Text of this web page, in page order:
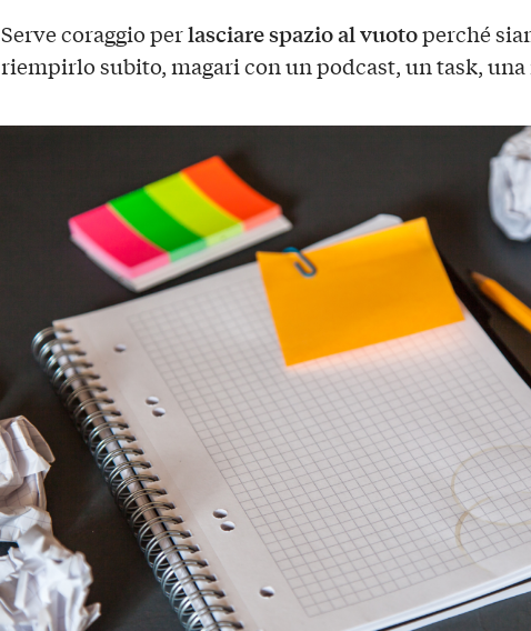
Serve coraggio perlasciare spazio al vuotoperché
riempirlo subito, magari con un podcast, un task,